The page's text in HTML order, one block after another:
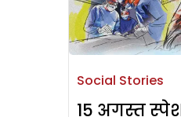
Social Stories
15 अगस्त